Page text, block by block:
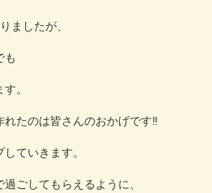
ましたが、
も
。
たのは皆さんのおかげです‼️
ていきます。
ごしてもらえるように、